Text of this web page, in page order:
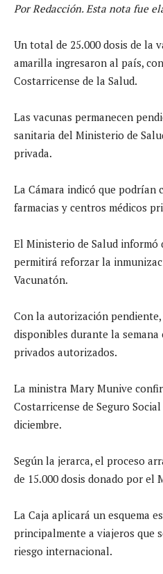
Por Redacción. Esta nota fue
Un total de 25.000 dosis de la
amarilla ingresaron al país,
Costarricense de la Salud.
Las vacunas permanecen
sanitaria del Ministerio de
privada.
La Cámara indicó que podrían
farmacias y centros médicos
El Ministerio de Salud informó
permitirá reforzar la
Vacunatón.
Con la autorización
disponibles durante la
privados autorizados.
La ministra Mary Munive
Costarricense de Seguro
diciembre.
Según la jerarca, el proceso
de 15.000 dosis donado por el
La Caja aplicará un esquema
principalmente a viajeros que
riesgo internacional.